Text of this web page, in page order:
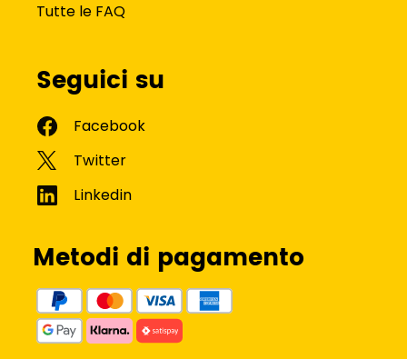
Tutte le FAQ
Seguici su
Metodi di pagamento